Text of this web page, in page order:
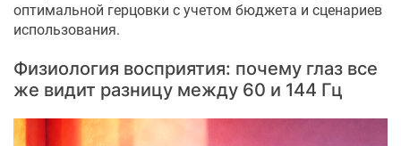
оптимальной герцовки с учетом бюджета и сценариев
использования.
Физиология восприятия: почему глаз все
же видит разницу между 60 и 144 Гц